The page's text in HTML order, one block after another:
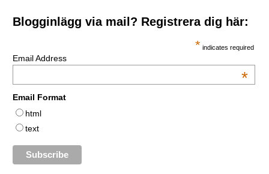
Blogginlägg via mail? Registrera dig här:
* indicates required
Email Address
*
Email Format
html
text